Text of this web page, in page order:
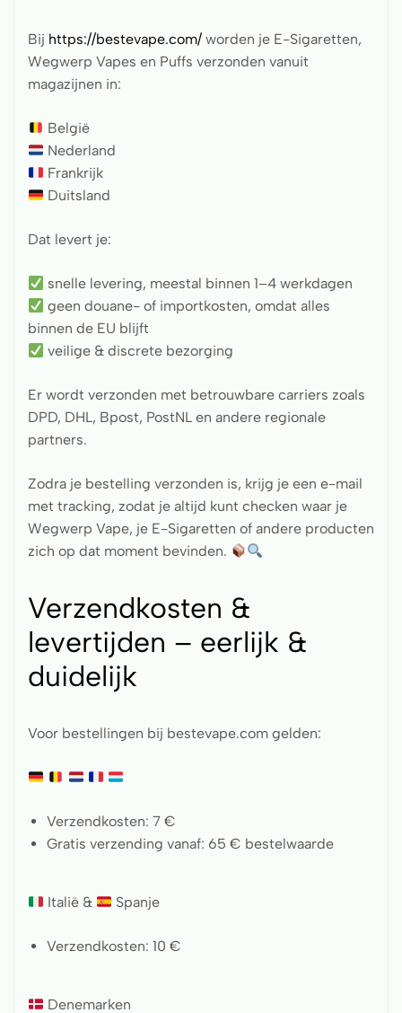
Bij https://bestevape.com/ worden je E-Sigaretten,
Wegwerp Vapes en Puffs verzonden vanuit
magazijnen in:
België
Nederland
Frankrijk
Duitsland
Dat levert je:
snelle levering, meestal binnen 1–4 werkdagen
geen douane- of importkosten, omdat alles
binnen de EU blijft
veilige & discrete bezorging
Er wordt verzonden met betrouwbare carriers zoals
DPD, DHL, Bpost, PostNL en andere regionale
partners.
Zodra je bestelling verzonden is, krijg je een e-mail
met tracking, zodat je altijd kunt checken waar je
Wegwerp Vape, je E-Sigaretten of andere producten
zich op dat moment bevinden.
Verzendkosten &
levertijden – eerlijk &
duidelijk
Voor bestellingen bij bestevape.com gelden:
Verzendkosten: 7 €
Gratis verzending vanaf: 65 € bestelwaarde
Italië & Spanje
Verzendkosten: 10 €
Denemarken